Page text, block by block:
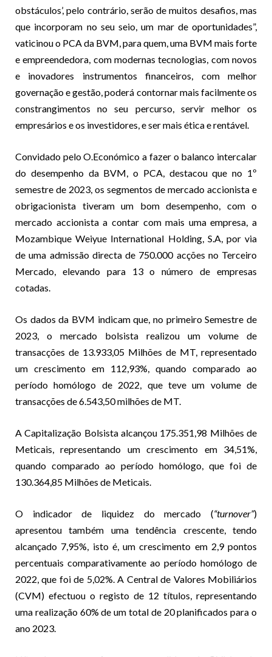
obstáculos’, pelo contrário, serão de muitos desafios, mas
que incorporam no seu seio, um mar de oportunidades”,
vaticinou o PCA da BVM, para quem, uma BVM mais forte
e empreendedora, com modernas tecnologias, com novos
e inovadores instrumentos financeiros, com melhor
governação e gestão, poderá contornar mais facilmente os
constrangimentos no seu percurso, servir melhor os
empresários e os investidores, e ser mais ética e rentável.
Convidado pelo O.Económico a fazer o balanco intercalar
do desempenho da BVM, o PCA, destacou que no 1º
semestre de 2023, os segmentos de mercado accionista e
obrigacionista tiveram um bom desempenho, com o
mercado accionista a contar com mais uma empresa, a
Mozambique Weiyue International Holding, S.A, por via
de uma admissão directa de 750.000 acções no Terceiro
Mercado, elevando para 13 o número de empresas
cotadas.
Os dados da BVM indicam que, no primeiro Semestre de
2023, o mercado bolsista realizou um volume de
transacções de 13.933,05 Milhões de MT, representado
um crescimento em 112,93%, quando comparado ao
período homólogo de 2022, que teve um volume de
transacções de 6.543,50 milhões de MT.
A Capitalização Bolsista alcançou 175.351,98 Milhões de
Meticais, representando um crescimento em 34,51%,
quando comparado ao período homólogo, que foi de
130.364,85 Milhões de Meticais.
O indicador de liquidez do mercado (“turnover”)
apresentou também uma tendência crescente, tendo
alcançado 7,95%, isto é, um crescimento em 2,9 pontos
percentuais comparativamente ao período homólogo de
2022, que foi de 5,02%. A Central de Valores Mobiliários
(CVM) efectuou o registo de 12 títulos, representando
uma realização 60% de um total de 20 planificados para o
ano 2023.